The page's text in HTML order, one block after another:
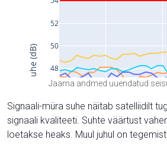
Jaama andmed uuendatud
Signaali-müra suhe näitab satelliidilt
signaali kvaliteeti. Suhte väärtust
loetakse heaks. Muul juhul on tegemist